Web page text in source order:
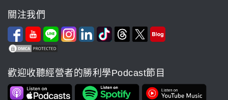
關注我們
歡迎收聽經營者的勝利學Podcast節目